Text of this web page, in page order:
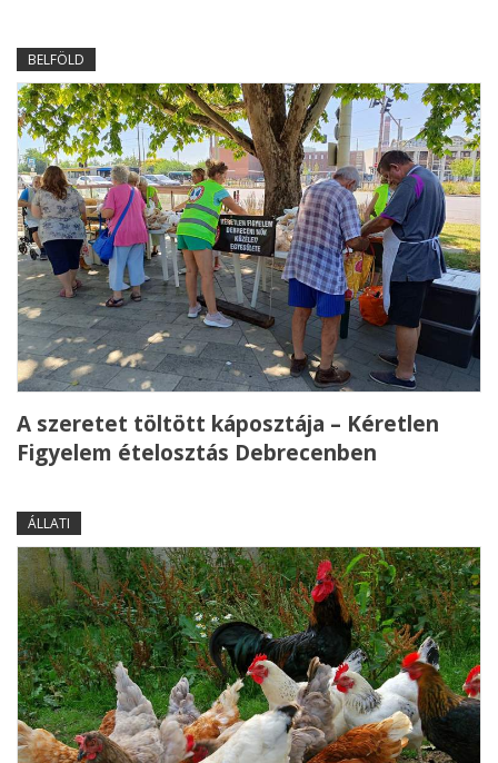
BELFÖLD
A szeretet töltött káposztája – Kéretlen
Figyelem ételosztás Debrecenben
ÁLLATI